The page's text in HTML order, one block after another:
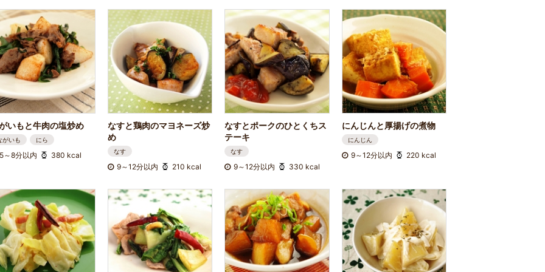
いもと牛肉の塩炒め
がいも にら
5～8分以内 380 kcal
なすと鶏肉のマヨネーズ炒
め
なす
9～12分以内 210 kcal
なすとポークのひとくちス
テーキ
なす
9～12分以内 330 kcal
にんじんと厚揚げの煮物
にんじん
9～12分以内 220 kcal